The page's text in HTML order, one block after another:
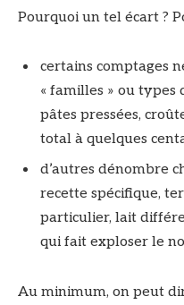
Pourquoi un tel écart ?
certains comptages
« familles » ou types
pâtes pressées,
total à quelques
d’autres dénombre
recette spécifique,
particulier, lait
qui fait exploser le
Au minimum, on peut